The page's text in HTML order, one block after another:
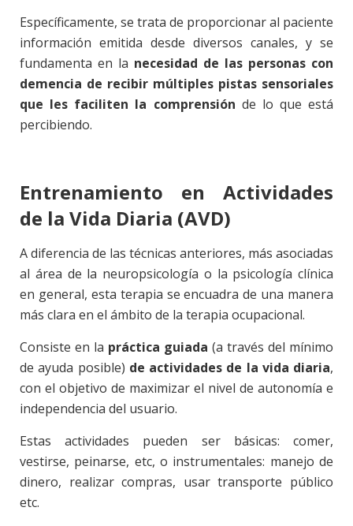
Específicamente, se trata de proporcionar al paciente
información emitida desde diversos canales, y se
fundamenta en la necesidad de las personas con
demencia de recibir múltiples pistas sensoriales
que les faciliten la comprensión de lo que está
percibiendo.
Entrenamiento en Actividades
de la Vida Diaria (AVD)
A diferencia de las técnicas anteriores, más asociadas
al área de la neuropsicología o la psicología clínica
en general, esta terapia se encuadra de una manera
más clara en el ámbito de la terapia ocupacional.
Consiste en la práctica guiada (a través del mínimo
de ayuda posible) de actividades de la vida diaria,
con el objetivo de maximizar el nivel de autonomía e
independencia del usuario.
Estas actividades pueden ser básicas: comer,
vestirse, peinarse, etc, o instrumentales: manejo de
dinero, realizar compras, usar transporte público
etc.